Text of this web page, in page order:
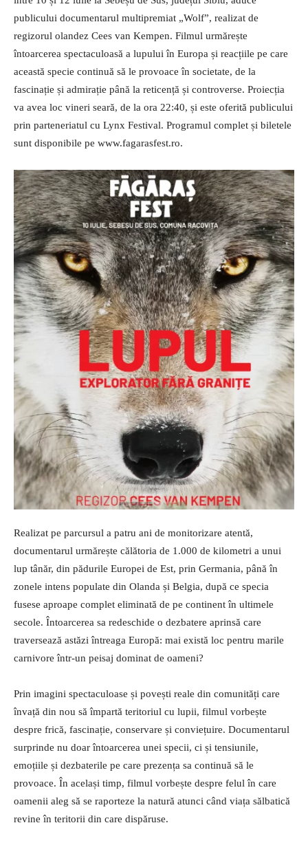
publicului documentarul multipremiat „Wolf”, realizat de
regizorul olandez Cees van Kempen. Filmul urmărește
întoarcerea spectaculoasă a lupului în Europa și reacțiile pe care
această specie continuă să le provoace în societate, de la
fascinație și admirație până la reticență și controverse. Proiecția
va avea loc vineri seară, de la ora 22:40, și este oferită publicului
prin parteneriatul cu Lynx Festival. Programul complet și biletele
sunt disponibile pe www.fagarasfest.ro.
Realizat pe parcursul a patru ani de monitorizare atentă,
documentarul urmărește călătoria de 1.000 de kilometri a unui
lup tânăr, din pădurile Europei de Est, prin Germania, până în
zonele intens populate din Olanda și Belgia, după ce specia
fusese aproape complet eliminată de pe continent în ultimele
secole. Întoarcerea sa redeschide o dezbatere aprinsă care
traversează astăzi întreaga Europă: mai există loc pentru marile
carnivore într-un peisaj dominat de oameni?
Prin imagini spectaculoase și povești reale din comunități care
învață din nou să împartă teritoriul cu lupii, filmul vorbește
despre frică, fascinație, conservare și conviețuire. Documentarul
surprinde nu doar întoarcerea unei specii, ci și tensiunile,
emoțiile și dezbaterile pe care prezența sa continuă să le
provoace. În același timp, filmul vorbește despre felul în care
oamenii aleg să se raporteze la natură atunci când viața sălbatică
revine în teritorii din care dispăruse.